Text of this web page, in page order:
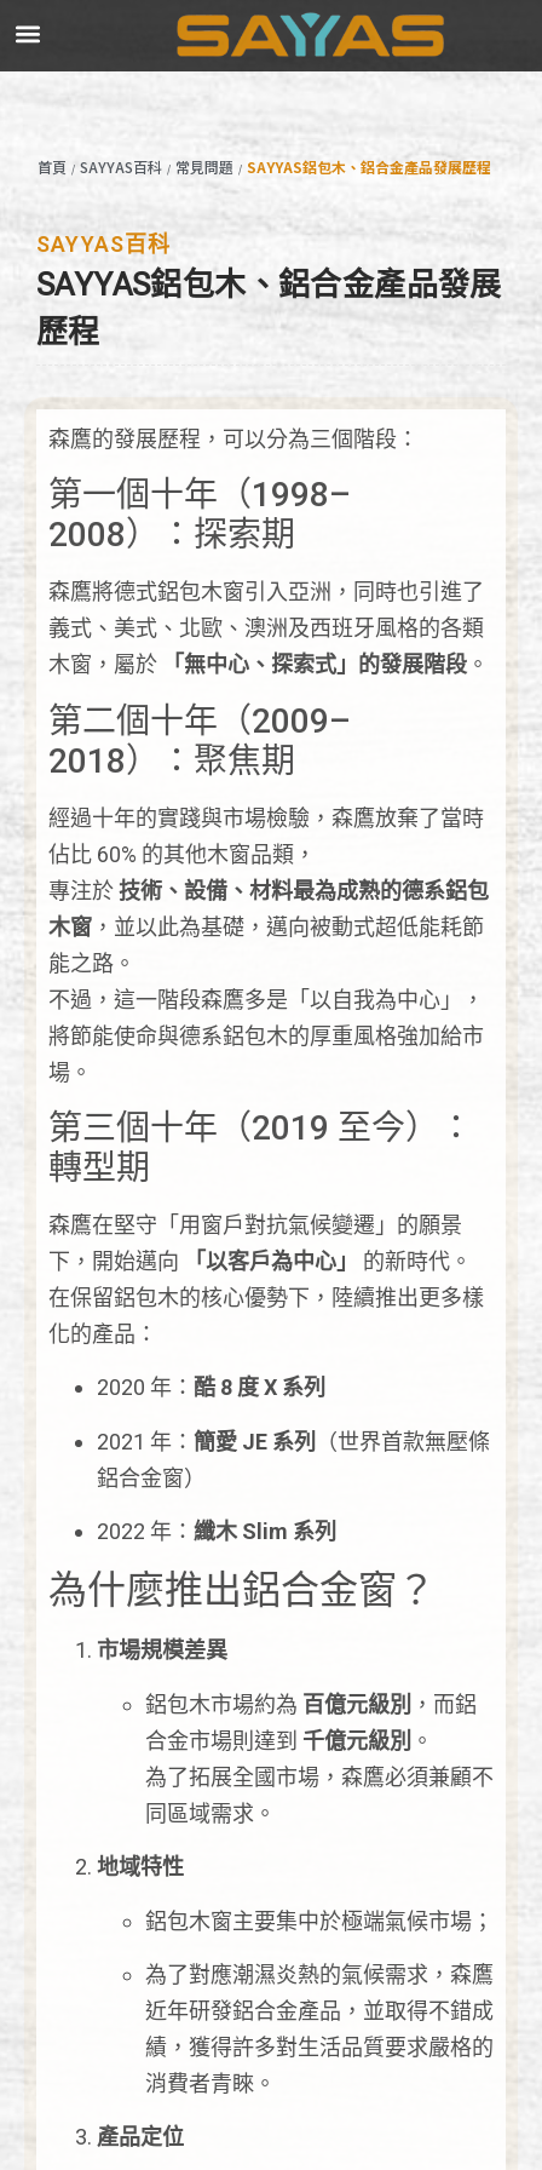
首頁 / SAYYAS百科 / 常見問題 / SAYYAS鋁包木、鋁合金產品發展歷程
SAYYAS百科
SAYYAS鋁包木、鋁合金產品發展
歷程
森鷹的發展歷程，可以分為三個階段：
第一個十年（1998–
2008）：探索期
森鷹將德式鋁包木窗引入亞洲，同時也引進了
義式、美式、北歐、澳洲及西班牙風格的各類
木窗，屬於
「無中心、探索式」的發展階段 。
第二個十年（2009–
2018）：聚焦期
經過十年的實踐與市場檢驗，森鷹放棄了當時
佔比 60% 的其他木窗品類，
專注於技術、設備、材料最為成熟的德系鋁包
木窗 ，並以此為基礎，邁向被動式超低能耗節
能之路。
不過，這一階段森鷹多是「以自我為中心」，
將節能使命與德系鋁包木的厚重風格強加給市
場。
第三個十年（2019 至今）：
轉型期
森鷹在堅守「用窗戶對抗氣候變遷」的願景
下，開始邁向
「以客戶為中心」
的新時代。
在保留鋁包木的核心優勢下，陸續推出更多樣
化的產品：
2020 年： 酷 8 度 X 系列
2021 年： 簡愛 JE 系列
（世界首款無壓條
鋁合金窗）
2022 年： 纖木 Slim 系列
為什麼推出鋁合金窗？
市場規模差異
鋁包木市場約為 百億元級別 ，而鋁
合金市場則達到 千億元級別 。
為了拓展全國市場，森鷹必須兼顧不
同區域需求。
地域特性
鋁包木窗主要集中於極端氣候市場；
為了對應潮濕炎熱的氣候需求，森鷹
近年研發鋁合金產品，並取得不錯成
績，獲得許多對生活品質要求嚴格的
消費者青睞。
產品定位